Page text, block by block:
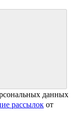
данных
рассылок от